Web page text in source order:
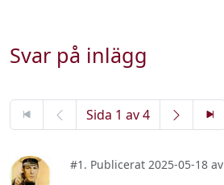
Svar på inlägg
Sida 1 av 4
#1. Publicerat 2025-05-18 av